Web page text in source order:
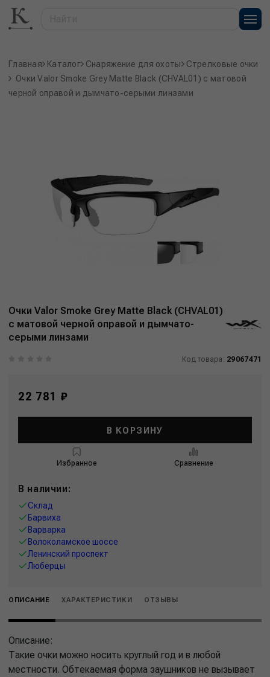
Главная Каталог Снаряжение для охоты
Стрелковые очки
Очки Valor Smoke Grey Matte Black (CHVAL01) с матовой
черной оправой и дымчато-серыми линзами
Очки Valor Smoke Grey Matte Black (CHVAL01)
с матовой черной оправой и дымчато-
серыми линзами
Код товара: 29067471
22 781 ₽
В КОРЗИНУ
Избранное Сравнение
В наличии:
Склад
Барвиха
Варварка
Волоколамское шоссе
Ленинский проспект
Люберцы
ОПИСАНИЕ ХАРАКТЕРИСТИКИ ОТЗЫВЫ
Описание:
Такие очки можно носить круглый год и в любой
местности. Обтекаемая форма заушников не вызывает